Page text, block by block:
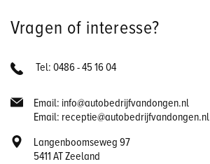
Vragen of interesse?
Tel: 0486 - 45 16 04
Email: info@autobedrijfvandongen.nl
Email: receptie@autobedrijfvandongen.nl
Langenboomseweg 97
5411 AT Zeeland